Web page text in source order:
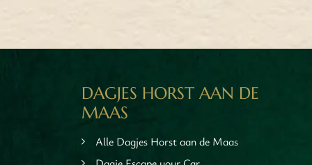
DAGJES HORST AAN DE
MAAS
Alle Dagjes Horst aan de Maas